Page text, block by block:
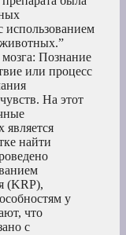
использованием
Познание
или процесс
На этот
является
найти
(KRP),
у
что
с